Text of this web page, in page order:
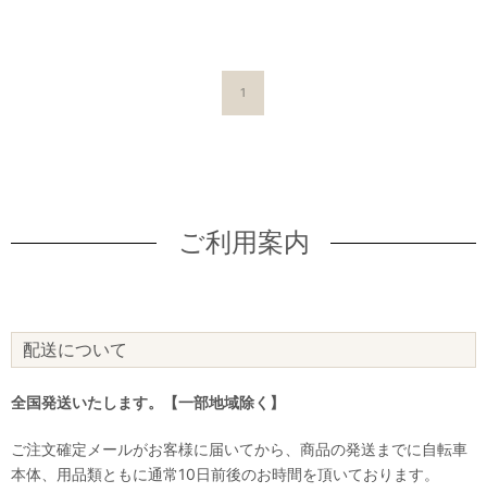
1
ご利用案内
配送について
全国発送いたします。【一部地域除く】
ご注文確定メールがお客様に届いてから、商品の発送までに自転車
本体、用品類ともに通常10日前後のお時間を頂いております。